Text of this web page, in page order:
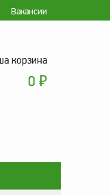
Вакансии
корзина
0 ₽